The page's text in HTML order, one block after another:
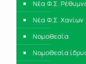
Νέα Φ.Σ.
Νέα Φ.Σ. Χανίων
Νομοθεσία
Νομοθεσία